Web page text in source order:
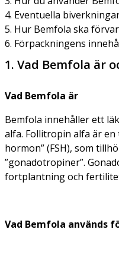
4. Eventuella
5. Hur Bemfola ska
6. Förpackningens
1. Vad Bemfola är
Vad Bemfola är
Bemfola innehåller ett
alfa. Follitropin alfa är
hormon” (FSH), som
”gonadotropiner”.
fortplantning och
Vad Bemfola används